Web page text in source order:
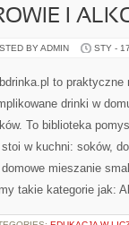
także: Biblia
MATEMATYKA
BY ADMIN STY -